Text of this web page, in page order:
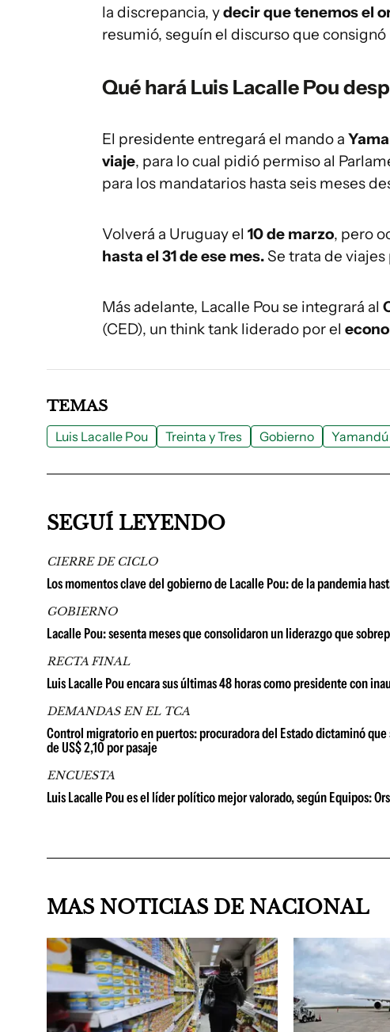
la discrepancia, ydecir que tenemos el
resumió, seguín el discurso que consignó
Qué hará Luis Lacalle Pou
El presidente entregará el mando a
viaje, para lo cual pidió permiso al
para los mandatarios hasta seis meses
Volverá a Uruguay el 10 de marzo, pero
hasta el 31 de ese mes. Se trata de
Más adelante, Lacalle Pou se integrará al
(CED), un think tank liderado por el
TEMAS
Luis Lacalle Pou Treinta y Tres Gobierno
SEGUÍ LEYENDO
CIERRE DE CICLO
Los momentos clave del gobierno de Lacalle Pou: de la pandemia
GOBIERNO
Lacalle Pou: sesenta meses que consolidaron un liderazgo que
RECTA FINAL
Luis Lacalle Pou encara sus últimas 48 horas como presidente con
DEMANDAS EN EL TCA
Control migratorio en puertos: procuradora del Estado dictaminó
de US$ 2,10 por pasaje
ENCUESTA
Luis Lacalle Pou es el líder político mejor valorado, según Equipos:
MAS NOTICIAS DE NACIONAL